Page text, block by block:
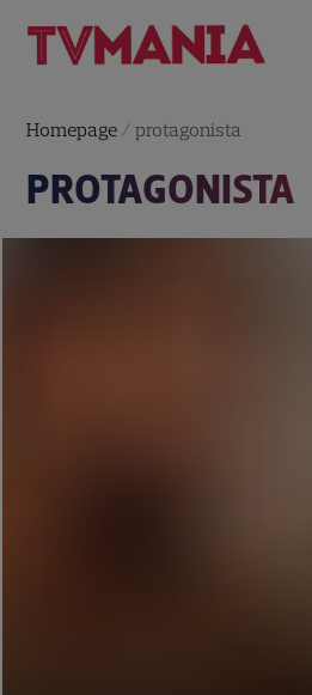
Homepage /protagonista
PROTAGONISTA